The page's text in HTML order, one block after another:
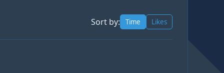
Sort by: Time Likes